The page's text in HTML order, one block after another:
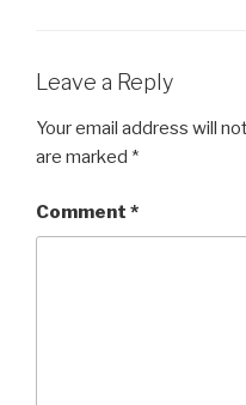
Leave a Reply
Your email address will
are marked *
Comment *